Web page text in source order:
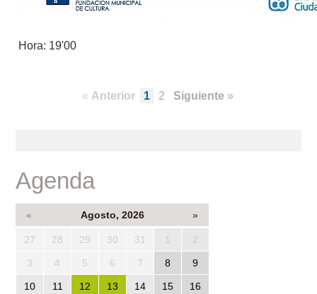
Hora: 19'00
« Anterior 1 2 Siguiente»
Agenda
« Agosto, 2026 »
27 28 29 30 31 1 2
3 4 5 6 7 8 9
10 11 12 13 14 15 16